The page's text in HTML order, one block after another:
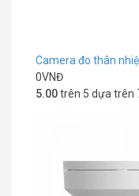
Camera đo thân
0VNĐ
5.00trên 5 dựa trên